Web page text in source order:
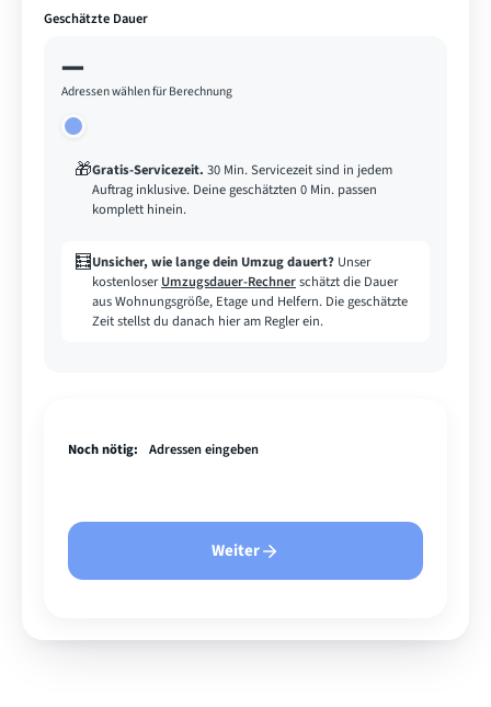
Geschätzte Dauer
—
Adressen wählen für Berechnung
🎁Gratis-Servicezeit. 30 Min. Servicezeit sind in jedem
Auftrag inklusive. Deine geschätzten 0 Min. passen
komplett hinein.
🧮Unsicher, wie lange dein Umzug dauert? Unser
kostenloserUmzugsdauer-Rechnerschätzt die Dauer
aus Wohnungsgröße, Etage und Helfern. Die geschätzte
Zeit stellst du danach hier am Regler ein.
Noch nötig: Adressen eingeben
Weiter